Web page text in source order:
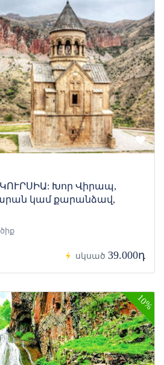
Խոր Վիրապ,
կամ քարանձավ,
սկսած 39.000դ
10%